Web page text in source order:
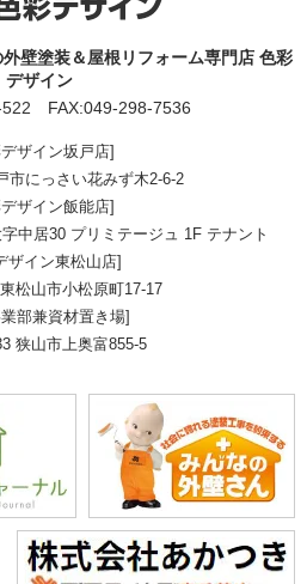
壁塗装＆屋根リフォーム専門店 色彩
デザイン
FAX:049-298-7536
ザイン坂戸店]
市にっさい花みず木2-6-2
ザイン飯能店]
中居30 プリミテージュ 1F テナント
ザイン東松山店]
松山市小松原町17-17
部兼資材置き場]
狭山市上奥富855-5